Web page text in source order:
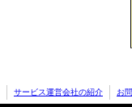
サービス運営会社の紹介 お